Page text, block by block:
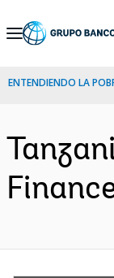
Skip
Navigation
ENTENDIENDO LA